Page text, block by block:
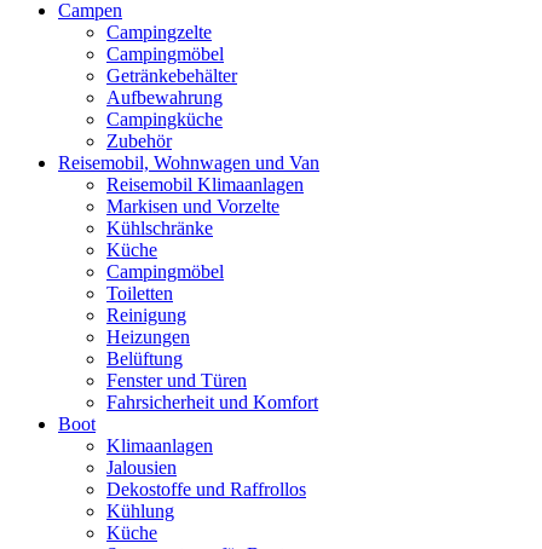
Campen
Campingzelte
Campingmöbel
Getränkebehälter
Aufbewahrung
Campingküche
Zubehör
Reisemobil, Wohnwagen und Van
Reisemobil Klimaanlagen
Markisen und Vorzelte
Kühlschränke
Küche
Campingmöbel
Toiletten
Reinigung
Heizungen
Belüftung
Fenster und Türen
Fahrsicherheit und Komfort
Boot
Klimaanlagen
Jalousien
Dekostoffe und Raffrollos
Kühlung
Küche